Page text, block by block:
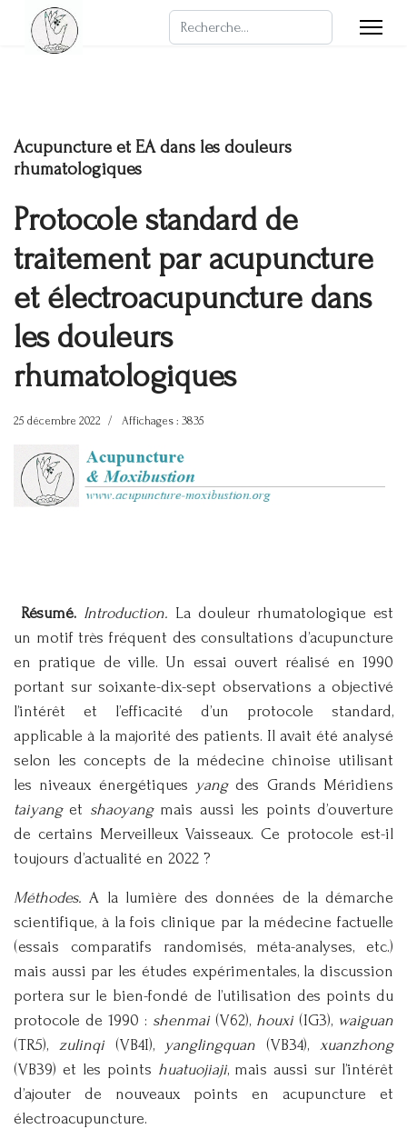
Rechercher
Acupuncture et EA dans les douleurs
rhumatologiques
Protocole standard de
traitement par acupuncture
et électroacupuncture dans
les douleurs
rhumatologiques
25 décembre 2022 Affichages : 3835
Résumé. Introduction. La douleur rhumatologique est
un motif très fréquent des consultations d’acupuncture
en pratique de ville. Un essai ouvert réalisé en 1990
portant sur soixante-dix-sept observations a objectivé
l’intérêt et l’efficacité d’un protocole standard,
applicable à la majorité des patients. Il avait été analysé
selon les concepts de la médecine chinoise utilisant
les niveaux énergétiques yang des Grands Méridiens
taiyanget shaoyangmais aussi les points d’ouverture
de certains Merveilleux Vaisseaux. Ce protocole est-il
toujours d’actualité en 2022 ?
Méthodes. A la lumière des données de la démarche
scientifique, à la fois clinique par la médecine factuelle
(essais comparatifs randomisés, méta-analyses, etc.)
mais aussi par les études expérimentales, la discussion
portera sur le bien-fondé de l’utilisation des points du
protocole de 1990 : shenmai(V62), houxi (IG3), waiguan
(TR5), zulinqi(VB4I), yanglingquan (VB34),xuanzhong
(VB39) et les points huatuojiaji, mais aussi sur l’intérêt
d’ajouter de nouveaux points en acupuncture et
électroacupuncture.